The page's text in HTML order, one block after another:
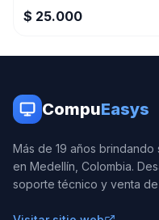
$ 25.000
CompuEasys
Más de 19 años
en Medellín, Colombia.
soporte técnico y venta